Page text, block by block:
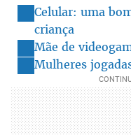
Celular: uma
criança
Mãe de
Mulheres